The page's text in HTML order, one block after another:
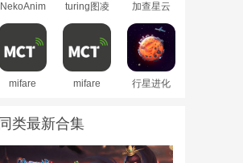
NekoAnime
无广告版
turing图凌
加查星云
Nebula)最
新版
mifare
mifare
行星进化
同类最新合集